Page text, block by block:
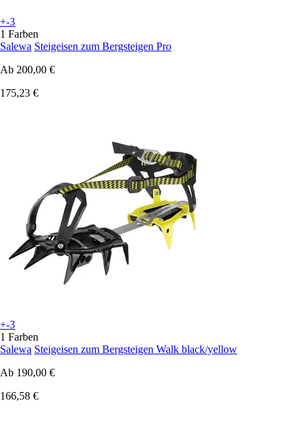
+-3
1 Farben
Salewa Steigeisen zum Bergsteigen Pro
Ab 200,00 €
175,23 €
+-3
1 Farben
Salewa Steigeisen zum Bergsteigen Walk black/yellow
Ab 190,00 €
166,58 €